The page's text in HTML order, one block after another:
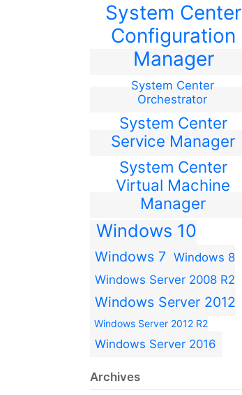
System Center
Configuration
Manager
System Center
Orchestrator
System Center
Service Manager
System Center
Virtual Machine
Manager
Windows 10
Windows 7
Windows 8
Windows Server 2008 R2
Windows Server 2012
Windows Server 2012 R2
Windows Server 2016
Archives